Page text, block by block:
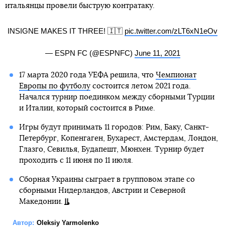
итальянцы провели быструю контратаку.
INSIGNE MAKES IT THREE! 🇮🇹 pic.twitter.com/zLT6xN1eOv
— ESPN FC (@ESPNFC) June 11, 2021
17 марта 2020 года УЕФА решила, что Чемпионат
Европы по футболусостоится летом 2021 года.
Начался турнир поединком между сборными Турции
и Италии, который состоится в Риме.
Игры будут принимать 11 городов: Рим, Баку, Санкт-
Петербург, Копенгаген, Бухарест, Амстердам, Лондон,
Глазго, Севилья, Будапешт, Мюнхен. Турнир будет
проходить с 11 июня по 11 июля.
Сборная Украины сыграет в групповом этапе со
сборными Нидерландов, Австрии и Северной
Македонии.
Автор: Oleksiy Yarmolenko